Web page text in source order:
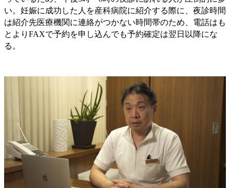
い。妊娠に成功した人を産科病院に紹介する際に、夜診時間
は紹介先医療機関に連絡がつかない時間帯のため、電話はも
とよりFAXで予約を申し込んでも予約確定は翌日以降にな
る。